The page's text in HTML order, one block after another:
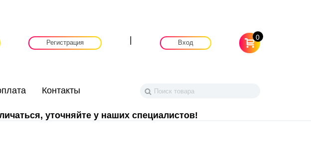
Регистрация Вход
0
Контакты
уточняйте у наших специалистов!